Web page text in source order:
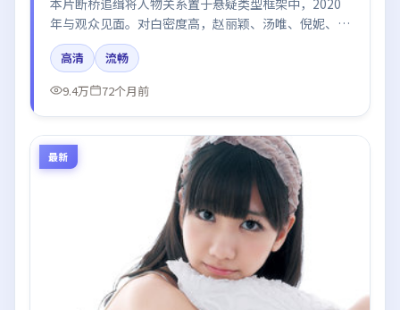
年与观众见面。对白密度高，赵丽颖、汤唯、倪妮、张
译的台词节奏值得关注；整体气质偏中国香港都市与冷
色调摄影。
高清
流畅
9.4万
72个月前
最新